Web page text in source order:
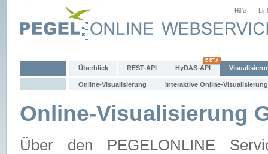
Hilfe
Überblick REST-API HyDAS-API
Online-Visualisierung Interaktive Online-Visualisierung
Online-Visualisierung
Über den PEGELONLINE